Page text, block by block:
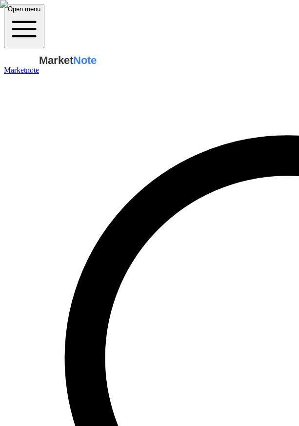
Open menu
Marketnote
MarketNote